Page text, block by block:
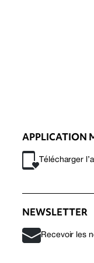
APPLICATION
Télécharger
NEWSLETTER
Recevoir les